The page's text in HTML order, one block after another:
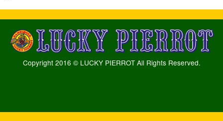
Copyright 2016 © LUCKY PIERROT All Rights Reserved.